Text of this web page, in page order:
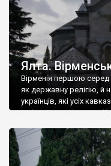
Ялта.
Вірменія першою серед
як державну релігію, й
українців, які усіх
є відданими вірянами